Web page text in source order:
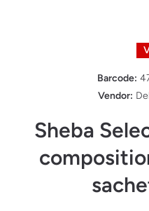
Barcode:
Vendor:
Sheba